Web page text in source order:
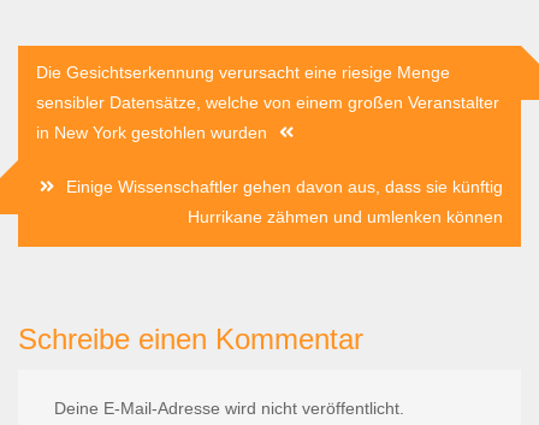
Beitragsnavigation
Die Gesichtserkennung verursacht eine riesige Menge
sensibler Datensätze, welche von einem großen Veranstalter
in New York gestohlen wurden
Einige Wissenschaftler gehen davon aus, dass sie künftig
Hurrikane zähmen und umlenken können
Schreibe einen Kommentar
Deine E-Mail-Adresse wird nicht veröffentlicht.